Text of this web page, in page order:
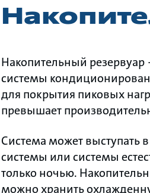
Накопительный
системы
для покрытия пиковых
превышает
Система может выступать
системы или системы
только ночью.
можно хранить